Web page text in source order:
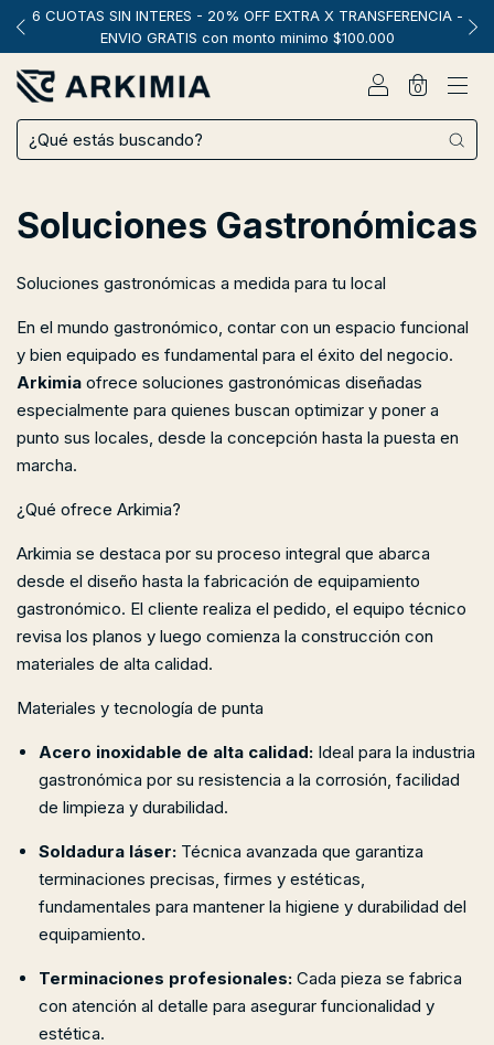
6 CUOTAS SIN INTERES - 20% OFF EXTRA X TRANSFERENCIA -
ENVIO GRATIS con monto minimo $100.000
0
Soluciones Gastronómicas
Soluciones gastronómicas a medida para tu local
En el mundo gastronómico, contar con un espacio funcional
y bien equipado es fundamental para el éxito del negocio.
Arkimia ofrece soluciones gastronómicas diseñadas
especialmente para quienes buscan optimizar y poner a
punto sus locales, desde la concepción hasta la puesta en
marcha.
¿Qué ofrece Arkimia?
Arkimia se destaca por su proceso integral que abarca
desde el diseño hasta la fabricación de equipamiento
gastronómico. El cliente realiza el pedido, el equipo técnico
revisa los planos y luego comienza la construcción con
materiales de alta calidad.
Materiales y tecnología de punta
Acero inoxidable de alta calidad: Ideal para la industria
gastronómica por su resistencia a la corrosión, facilidad
de limpieza y durabilidad.
Soldadura láser: Técnica avanzada que garantiza
terminaciones precisas, firmes y estéticas,
fundamentales para mantener la higiene y durabilidad del
equipamiento.
Terminaciones profesionales: Cada pieza se fabrica
con atención al detalle para asegurar funcionalidad y
estética.